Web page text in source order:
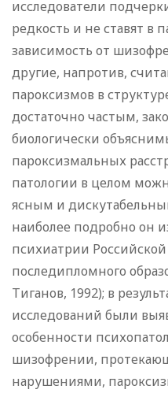
исследователи
редкость и не ставят в
зависимость от
другие, напротив,
пароксизмов в
достаточно частым,
биологически
пароксизмальных
патологии в целом
ясным и
наиболее подробно он
психиатрии
последипломного
Тиганов, 1992); в
исследований были
особенности
шизофрении,
нарушениями,